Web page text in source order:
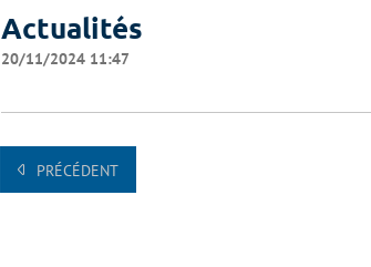
Actualités
20/11/2024 11:47
PRÉCÉDENT